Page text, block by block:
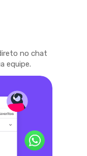
no chat
equipe.